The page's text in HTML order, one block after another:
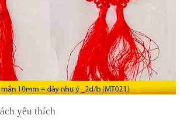
yêu thích